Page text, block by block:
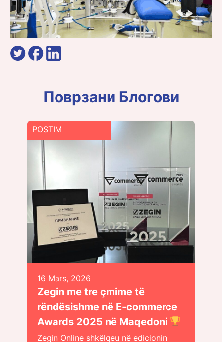
Поврзани Блогови
POSTIM
16 Mars, 2026
Zegin me tre çmime të
rëndësishme në E-commerce
Awards 2025 në Maqedoni
Zegin Online shkëlqeu në edicionin